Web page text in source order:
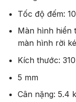
Tốc độ đếm:
Màn hình hiển
màn hình rời
Kích thước:
5 mm
Cân nặng: 5.4